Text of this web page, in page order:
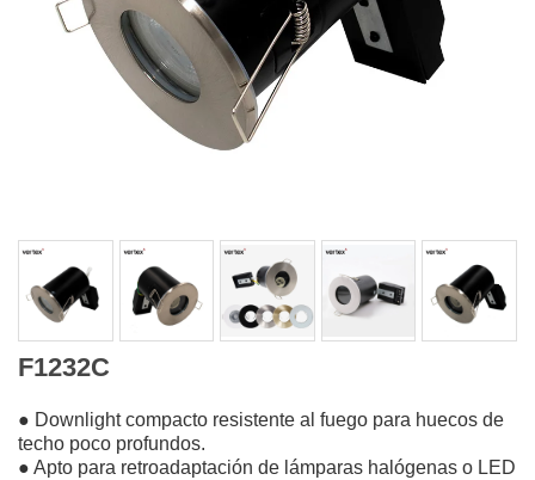
F1232C
● Downlight compacto resistente al fuego para huecos de
techo poco profundos.
● Apto para retroadaptación de lámparas halógenas o LED